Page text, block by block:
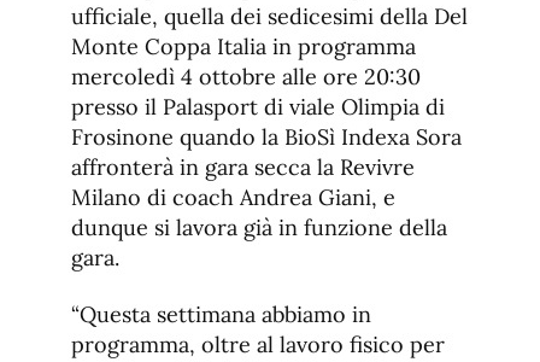
ufficiale, quella dei sedicesimi della Del
Monte Coppa Italia in programma
mercoledì 4 ottobre alle ore 20:30
presso il Palasport di viale Olimpia di
Frosinone quando la BioSì Indexa Sora
affronterà in gara secca la Revivre
Milano di coach Andrea Giani, e
dunque si lavora già in funzione della
gara.
“Questa settimana abbiamo in
programma, oltre al lavoro fisico per